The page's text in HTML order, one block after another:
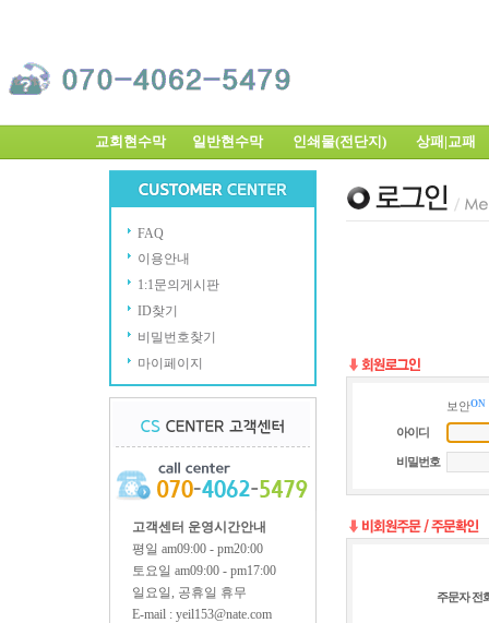
교회현수막 일반현수막 인쇄물(전단지) 상패|교
FAQ
이용안내
1:1문의게시판
ID찾기
비밀번호찾기
마이페이지
고객센터 운영시간안내
평일 am09:00 - pm20:00
토요일 am09:00 - pm17:00
일요일, 공휴일 휴무
E-mail : yeil153@nate.com
보안ON
아이디
비밀번호
주문자 전